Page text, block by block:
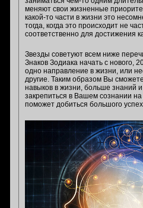
меняют свои жизненные
какой-то части в жизни это
тогда, когда это происходит не
соответственно для достижения
Звезды советуют всем ниже
Знаков Зодиака начать с нового,
одно направление в жизни, или
другие. Таким образом Вы
навыков в жизни, больше знаний
закрепиться в Вашем сознании
поможет добиться большого